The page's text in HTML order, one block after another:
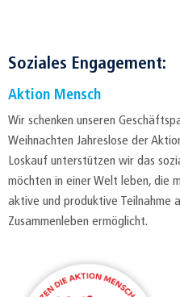
Soziales Engagement:
Aktion Mensch
Wir schenken unseren
Weihnachten Jahreslose der
Loskauf unterstützen wir das
möchten in einer Welt leben, die
aktive und produktive Teilnahme
Zusammenleben ermöglicht.